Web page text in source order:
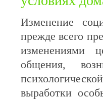
Изменение
прежде всего
изменениями
общения,
выработки